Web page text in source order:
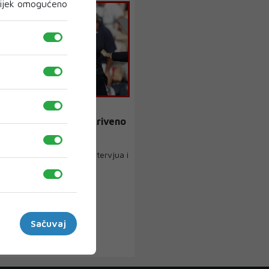
na Trumpa je prije
snimao dronom, otkriveno
su obavili više od 200 intervjua i
njegovu telefonsku ...
omogućeno
Sačuvaj